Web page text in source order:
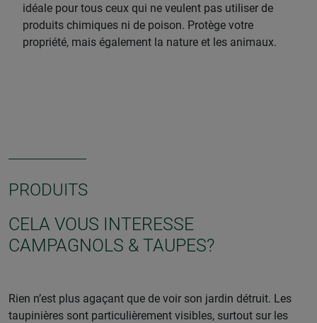
idéale pour tous ceux qui ne veulent pas utiliser de
produits chimiques ni de poison. Protège votre
propriété, mais également la nature et les animaux.
PRODUITS
CELA VOUS INTERESSE
CAMPAGNOLS & TAUPES?
Rien n’est plus agaçant que de voir son jardin détruit. Les
taupinières sont particulièrement visibles, surtout sur les